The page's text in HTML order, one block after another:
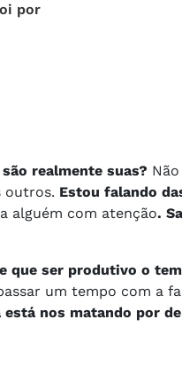
por
realmente suas?
outros. Estou falando
alguém com atenção.
que ser produtivo o
um tempo com a
nos matando por